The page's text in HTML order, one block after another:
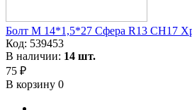
Болт М 14*1,5*27 Сфера R13 CH17
Код: 539453
В наличии: 14 шт.
75 ₽
В корзину 0